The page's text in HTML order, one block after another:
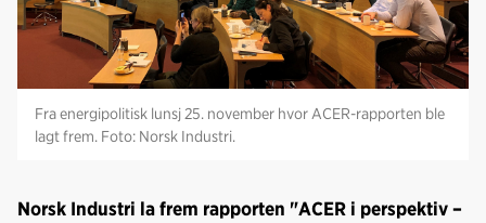
Fra energipolitisk lunsj 25. november hvor ACER-rapporten ble
lagt frem. Foto: Norsk Industri.
Norsk Industri la frem rapporten "ACER i perspektiv –